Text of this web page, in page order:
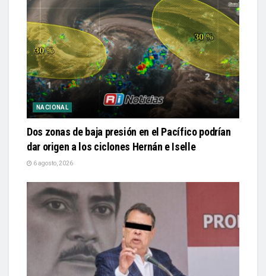
NACIONAL
Dos zonas de baja presión en el Pacífico podrían
dar origen a los ciclones Hernán e Iselle
6 agosto, 2026